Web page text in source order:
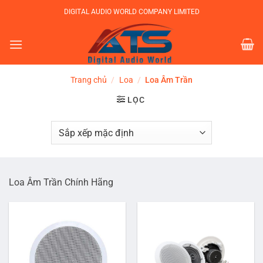
dung
DIGITAL AUDIO WORLD COMPANY LIMITED
Trang chủ / Loa / Loa Âm Trần
LỌC
Loa Âm Trần Chính Hãng